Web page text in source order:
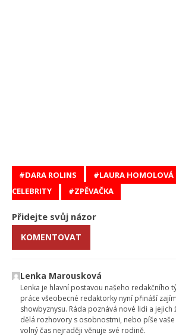
DARA ROLINS LAURA HOMOLOVÁ
CELEBRITY
ZPĚVAČKA
Přidejte svůj názor
KOMENTOVAT
Lenka Marousková
Lenka je hlavní postavou našeho redakčního
práce všeobecné redaktorky nyní přináší
showbyznysu. Ráda poznává nové lidi a
dělá rozhovory s osobnostmi, nebo píše vaše
volný čas nejraději věnuje své rodině.